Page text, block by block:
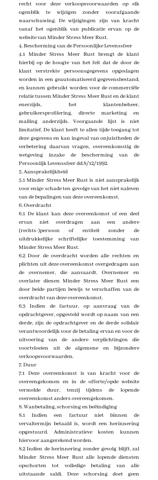
recht voor deze verkoopsvoorwaarden op elk
ogenblik te wijzigen zonder voorafgaande
waarschuwing. De wijzigingen zijn van kracht
vanaf het ogenblik van publicatie ervan op de
website van Minder Stress Meer Rust.
4. Bescherming van de Persoonlijke Levenssfeer
4.1 Minder Stress Meer Rust brengt de klant
hierbij op de hoogte van het feit dat de door de
klant verstrekte persoonsgegevens opgeslagen
worden in een geautomatiseerd gegevensbestand,
en kunnen gebruikt worden voor de commerciële
relatie tussen Minder Stress Meer Rust en de klant
enerzijds, het klantenbeheer,
gebruikersprofilering, directe marketing en
mailing anderzijds. Voorgaande lijst is niet
limitatief. De klant heeft te allen tijde toegang tot
deze gegevens en kan ingeval van onjuistheden de
verbetering daarvan vragen, overeenkomstig de
wetgeving inzake de bescherming van de
Persoonlijk Levenssfeer dd.8/12/1992.
5. Aansprakelijkheid
5.1 Minder Stress Meer Rust is niet aansprakelijk
voor enige schade ten gevolge van het niet naleven
van de bepalingen van deze overeenkomst.
6. Overdracht
6.1 De klant kan deze overeenkomst of een deel
ervan niet overdragen aan een andere
(rechts-)persoon of entiteit zonder de
uitdrukkelijke schriftelijke toestemming van
Minder Stress Meer Rust.
6.2 Door de overdracht worden alle rechten en
plichten uit deze overeenkomst overgedragen aan
de overnemer, die aanvaardt. Overnemer en
overlater dienen Minder Stress Meer Rust een
door beide partijen bewijs te verschaffen van de
overdracht van deze overeenkomst.
6.3 Indien de factuur, op aanvraag van de
opdrachtgever, opgesteld wordt op naam van een
derde, zijn de opdrachtgever en de derde solidair
verantwoordelijk voor de betaling ervan en voor de
uitvoering van de andere verplichtingen die
voortvloeien uit de algemene en bijzondere
verkoopsvoorwaarden.
7. Duur
7.1 Deze overeenkomst is van kracht voor de
overeengekomen en in de offerte/opde website
vermelde duur, tenzij tijdens de lopende
overeenkomst anders overeengekomen.
8. Wanbetaling, schorsing en beëindiging
8.1 Indien een factuur niet binnen de
vervaltermijn betaald is, wordt een herinnering
opgestuurd. Administratieve kosten kunnen
hiervoor aangerekend worden.
8.2 Indien de herinnering zonder gevolg blijft, zal
Minder Stress Meer Rust alle lopende diensten
opschorten tot volledige betaling van alle
uitstaande saldi. Deze schorsing doet geen